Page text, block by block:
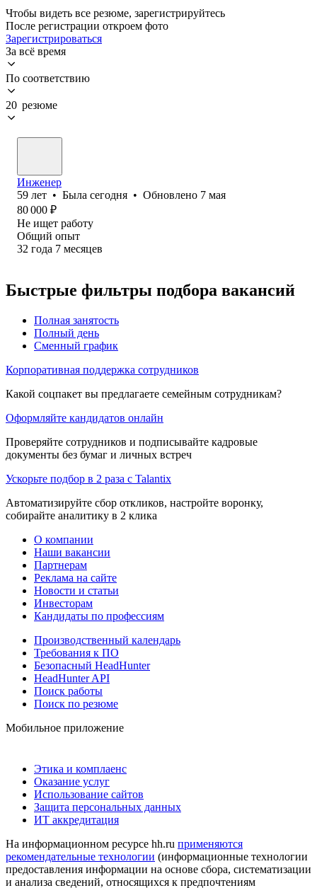
Чтобы видеть все резюме, зарегистрируйтесь
После регистрации откроем фото
Зарегистрироваться
За всё время
По соответствию
20 резюме
Инженер
59 лет • Была сегодня • Обновлено 7 мая
80 000 ₽
Не ищет работу
Общий опыт
32 года 7 месяцев
Быстрые фильтры подбора вакансий
Полная занятость
Полный день
Сменный график
Корпоративная поддержка сотрудников
Какой соцпакет вы предлагаете семейным сотрудникам?
Оформляйте кандидатов онлайн
Проверяйте сотрудников и подписывайте кадровые
документы без бумаг и личных встреч
Ускорьте подбор в 2 раза с Talantix
Автоматизируйте сбор откликов, настройте воронку,
собирайте аналитику в 2 клика
О компании
Наши вакансии
Партнерам
Реклама на сайте
Новости и статьи
Инвесторам
Кандидаты по профессиям
Производственный календарь
Требования к ПО
Безопасный HeadHunter
HeadHunter API
Поиск работы
Поиск по резюме
Мобильное приложение
Этика и комплаенс
Оказание услуг
Использование сайтов
Защита персональных данных
ИТ аккредитация
На информационном ресурсе hh.ru применяются
рекомендательные технологии (информационные технологии
предоставления информации на основе сбора, систематизации
и анализа сведений, относящихся к предпочтениям